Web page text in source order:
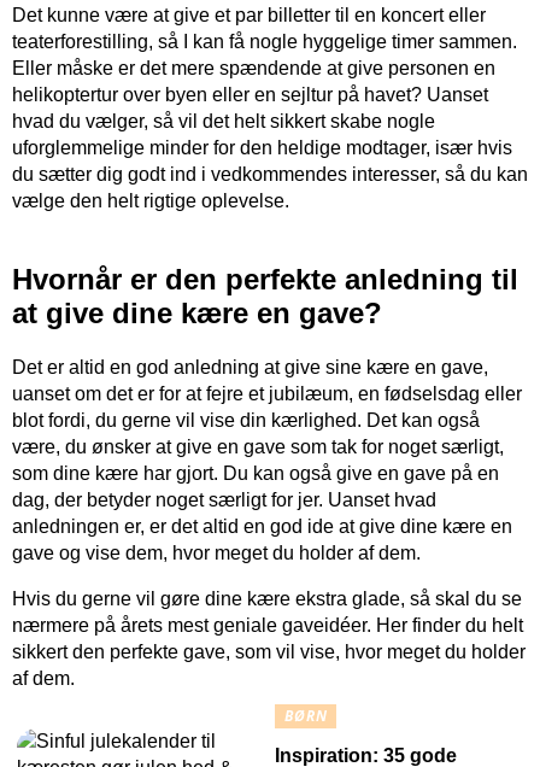
Det kunne være at give et par billetter til en koncert eller
teaterforestilling, så I kan få nogle hyggelige timer sammen.
Eller måske er det mere spændende at give personen en
helikoptertur over byen eller en sejltur på havet? Uanset
hvad du vælger, så vil det helt sikkert skabe nogle
uforglemmelige minder for den heldige modtager, især hvis
du sætter dig godt ind i vedkommendes interesser, så du kan
vælge den helt rigtige oplevelse.
Hvornår er den perfekte anledning til
at give dine kære en gave?
Det er altid en god anledning at give sine kære en gave,
uanset om det er for at fejre et jubilæum, en fødselsdag eller
blot fordi, du gerne vil vise din kærlighed. Det kan også
være, du ønsker at give en gave som tak for noget særligt,
som dine kære har gjort. Du kan også give en gave på en
dag, der betyder noget særligt for jer. Uanset hvad
anledningen er, er det altid en god ide at give dine kære en
gave og vise dem, hvor meget du holder af dem.
Hvis du gerne vil gøre dine kære ekstra glade, så skal du se
nærmere på årets mest geniale gaveidéer. Her finder du helt
sikkert den perfekte gave, som vil vise, hvor meget du holder
af dem.
BØRN
Inspiration: 35 gode